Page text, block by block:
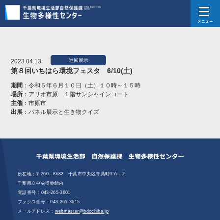
メニュー
2023.04.13 巡回展示
第８回いちはら環境フェスタ 6/10(土)
期間 ：令和５年６月１０日（土）１０時～１５時
場所 ：アリオ市原 １階サンシャインコート
主催 ：市原市
出展 ：パネル展示と生き物クイズ
所在地：〒260－8682 千葉市中央区青葉町955－2
千葉県立中央博物館内
電話番号 : 043-265-3601
ファクス番号 : 043‐265‐3615
メールアドレス : webmaster@bdcchiba.jp